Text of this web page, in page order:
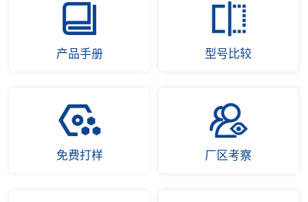
产品手册 型号比较
免费打样 厂区考察